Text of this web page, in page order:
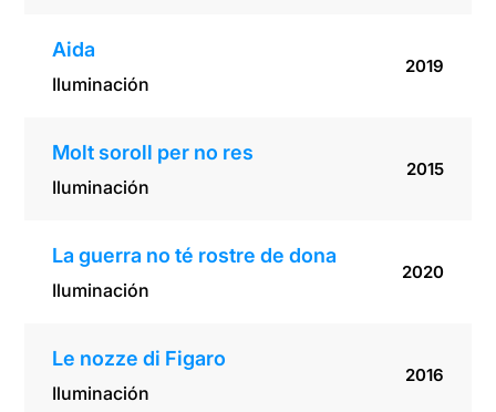
Aida
Iluminación
2019
Molt soroll per no res
Iluminación
2015
La guerra no té rostre de dona
Iluminación
2020
Le nozze di Figaro
Iluminación
2016